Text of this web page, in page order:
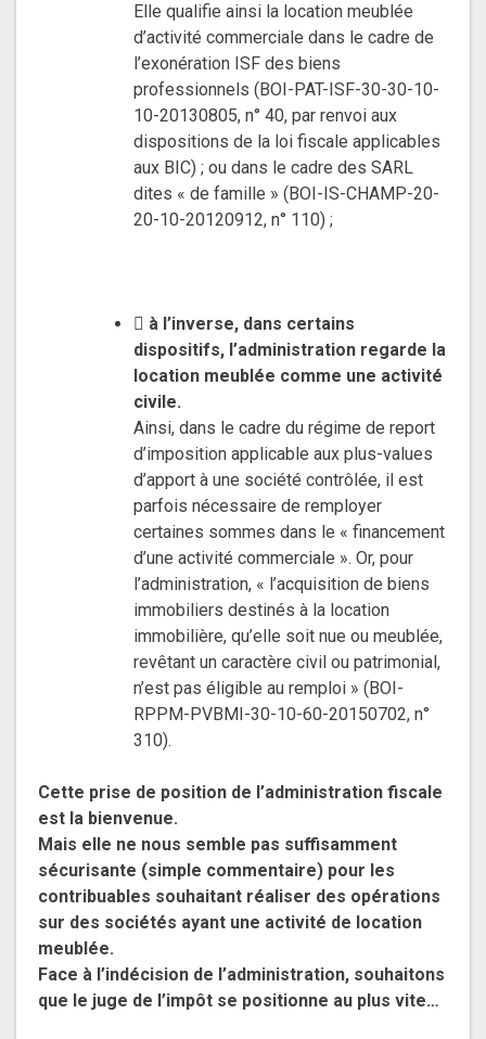
Elle qualifie ainsi la location meublée
d’activité commerciale dans le cadre de
l’exonération ISF des biens
professionnels (BOI-PAT-ISF-30-30-10-
10-20130805, n° 40, par renvoi aux
dispositions de la loi fiscale applicables
aux BIC) ; ou dans le cadre des SARL
dites « de famille » (BOI-IS-CHAMP-20-
20-10-20120912, n° 110) ;
 à l’inverse, dans certains
dispositifs, l’administration regarde la
location meublée comme une activité
civile.
Ainsi, dans le cadre du régime de report
d’imposition applicable aux plus-values
d’apport à une société contrôlée, il est
parfois nécessaire de remployer
certaines sommes dans le « financement
d’une activité commerciale ». Or, pour
l’administration, « l’acquisition de biens
immobiliers destinés à la location
immobilière, qu’elle soit nue ou meublée,
revêtant un caractère civil ou patrimonial,
n’est pas éligible au remploi » (BOI-
RPPM-PVBMI-30-10-60-20150702, n°
310).
Cette prise de position de l’administration fiscale
est la bienvenue.
Mais elle ne nous semble pas suffisamment
sécurisante (simple commentaire) pour les
contribuables souhaitant réaliser des opérations
sur des sociétés ayant une activité de location
meublée.
Face à l’indécision de l’administration, souhaitons
que le juge de l’impôt se positionne au plus vite…